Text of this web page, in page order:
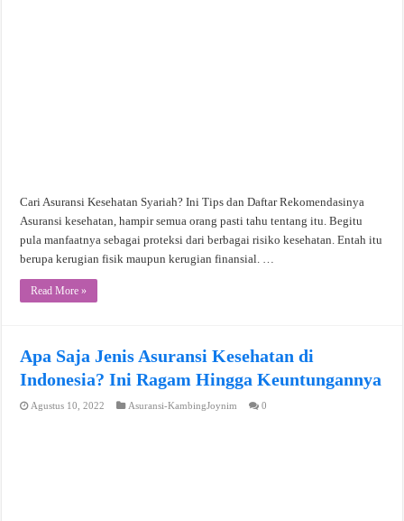
Cari Asuransi Kesehatan Syariah? Ini Tips dan Daftar Rekomendasinya
Asuransi kesehatan, hampir semua orang pasti tahu tentang itu. Begitu
pula manfaatnya sebagai proteksi dari berbagai risiko kesehatan. Entah itu
berupa kerugian fisik maupun kerugian finansial. …
Read More »
Apa Saja Jenis Asuransi Kesehatan di
Indonesia? Ini Ragam Hingga Keuntungannya
Agustus 10, 2022 Asuransi-KambingJoynim 0